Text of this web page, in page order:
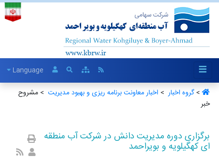
Language
>گروه اخبار ‏ > اخبار معاونت برنامه ریزی و بهبود مدیریت ‏ > مشروح
خبر
برگزاری دوره مدیریت دانش در شرکت آب منطقه
ای کهگیلویه و بویراحمد